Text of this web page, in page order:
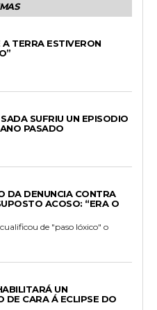
TERRA ESTIVERON
SUFRIU UN EPISODIO
PASADO
DA DENUNCIA CONTRA
ACOSO: “ERA O
de "paso lóxico" o
UN
DE CARA Á ECLIPSE DO